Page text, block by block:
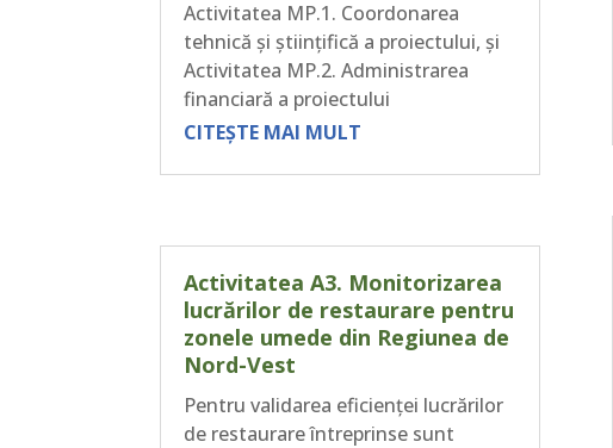
Activitatea MP.1. Coordonarea
tehnică și științifică a proiectului, și
Activitatea MP.2. Administrarea
financiară a proiectului
CITEȘTE MAI MULT
Activitatea A3. Monitorizarea
lucrărilor de restaurare pentru
zonele umede din Regiunea de
Nord-Vest
Pentru validarea eficienței lucrărilor
de restaurare întreprinse sunt